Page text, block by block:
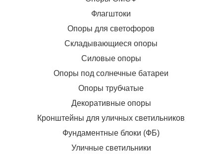
Флагштоки
Опоры для светофоров
Складывающиеся опоры
Силовые опоры
Опоры под солнечные батареи
Опоры трубчатые
Декоративные опоры
Кронштейны для уличных светильников
Фундаментные блоки (ФБ)
Уличные светильники